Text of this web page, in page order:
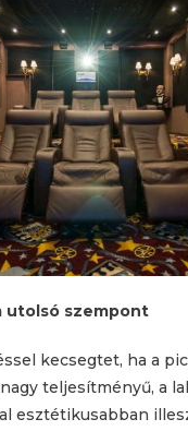
utolsó szempont
kecsegtet, ha a
teljesítményű, a
esztétikusabban